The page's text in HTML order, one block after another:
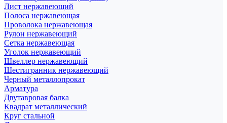
Лист нержавеющий
Полоса нержавеющая
Проволока нержавеющая
Рулон нержавеющий
Сетка нержавеющая
Уголок нержавеющий
Швеллер нержавеющий
Шестигранник нержавеющий
Черный металлопрокат
Арматура
Двутавровая балка
Квадрат металлический
Круг стальной